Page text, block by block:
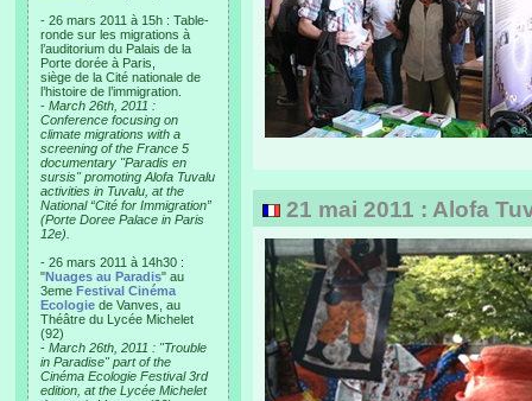
- 26 mars 2011 à 15h : Table-
ronde sur les migrations à
l’auditorium du Palais de la
Porte dorée à Paris,
siège de la Cité nationale de
l’histoire de l’immigration.
- March 26th, 2011 :
Conference focusing on
climate migrations with a
screening of the France 5
documentary "Paradis en
sursis" promoting Alofa Tuvalu
activities in Tuvalu, at the
National “Cité for Immigration”
(Porte Doree Palace in Paris
12e).
- 26 mars 2011 à 14h30 :
"Nuages au Paradis" au
3eme Festival Cinéma
Ecologie de Vanves, au
Théâtre du Lycée Michelet
(92)
- March 26th, 2011 : "Trouble
in Paradise" part of the
Cinéma Ecologie Festival 3rd
edition, at the Lycée Michelet
21 mai 2011 : Alofa